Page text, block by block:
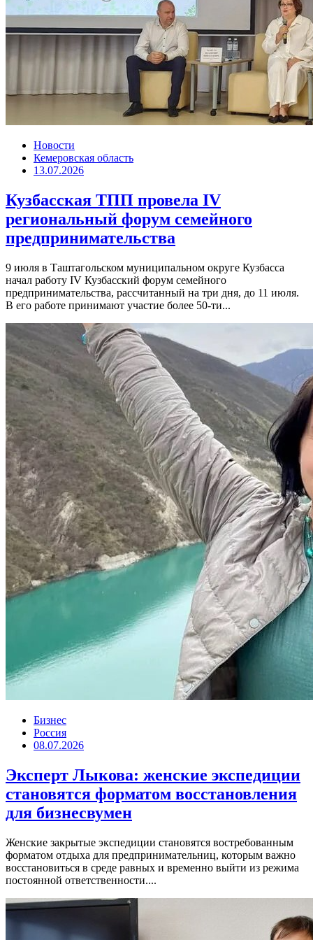
Новости
Кемеровская область
13.07.2026
Кузбасская ТПП провела IV
региональный форум семейного
предпринимательства
9 июля в Таштагольском муниципальном округе Кузбасса
начал работу IV Кузбасский форум семейного
предпринимательства, рассчитанный на три дня, до 11 июля.
В его работе принимают участие более 50-ти...
Бизнес
Россия
08.07.2026
Эксперт Лыкова: женские экспедиции
становятся форматом восстановления
для бизнесвумен
Женские закрытые экспедиции становятся востребованным
форматом отдыха для предпринимательниц, которым важно
восстановиться в среде равных и временно выйти из режима
постоянной ответственности....